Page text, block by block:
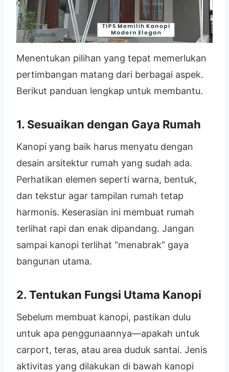
Menentukan pilihan yang tepat memerlukan
pertimbangan matang dari berbagai aspek.
Berikut panduan lengkap untuk membantu.
1. Sesuaikan dengan Gaya Rumah
Kanopi yang baik harus menyatu dengan
desain arsitektur rumah yang sudah ada.
Perhatikan elemen seperti warna, bentuk,
dan tekstur agar tampilan rumah tetap
harmonis. Keserasian ini membuat rumah
terlihat rapi dan enak dipandang. Jangan
sampai kanopi terlihat “menabrak” gaya
bangunan utama.
2. Tentukan Fungsi Utama Kanopi
Sebelum membuat kanopi, pastikan dulu
untuk apa penggunaannya—apakah untuk
carport, teras, atau area duduk santai. Jenis
aktivitas yang dilakukan di bawah kanopi